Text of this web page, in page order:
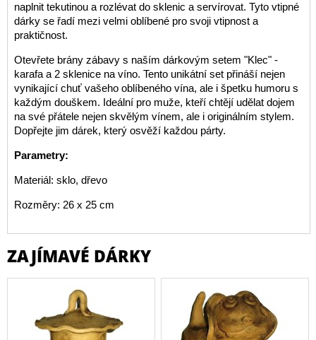
naplnit tekutinou a rozlévat do sklenic a servírovat. Tyto vtipné
dárky se řadí mezi velmi oblíbené pro svoji vtipnost a
praktičnost.
Otevřete brány zábavy s naším dárkovým setem "Klec" -
karafa a 2 sklenice na víno. Tento unikátní set přináší nejen
vynikající chuť vašeho oblíbeného vína, ale i špetku humoru s
každým douškem. Ideální pro muže, kteří chtějí udělat dojem
na své přátele nejen skvělým vínem, ale i originálním stylem.
Dopřejte jim dárek, který osvěží každou párty.
Parametry:
Materiál: sklo, dřevo
Rozměry: 26 x 25 cm
ZAJÍMAVÉ DÁRKY